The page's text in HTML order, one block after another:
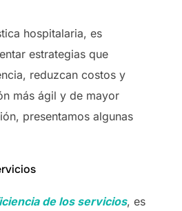
hospitalaria, es
estrategias que
reduzcan costos y
más ágil y de mayor
presentamos algunas
de los servicios, es